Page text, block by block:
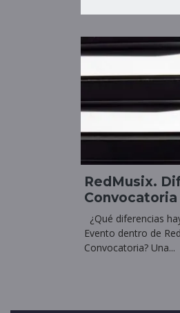
RedMusix.
Convocatoria
¿Qué diferencias
Evento dentro de
Convocatoria? Una...